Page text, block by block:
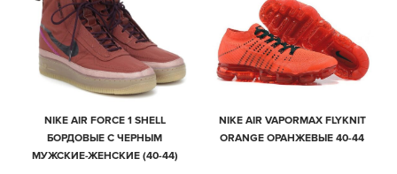
NIKE AIR FORCE 1 SHELL
БОРДОВЫЕ С ЧЕРНЫМ
МУЖСКИЕ-ЖЕНСКИЕ (40-44)
NIKE AIR VAPORMAX FLYKNIT
ORANGE ОРАНЖЕВЫЕ 40-44